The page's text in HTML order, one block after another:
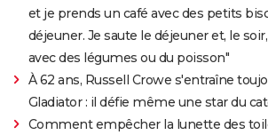
et je prends un café avec des petits
déjeuner. Je saute le déjeuner et, le
avec des légumes ou du poisson"
À 62 ans, Russell Crowe s'entraîne
Gladiator : il défie même une star du
Comment empêcher la lunette des